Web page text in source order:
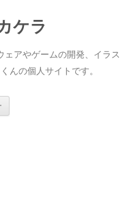
ケラ
アやゲームの開発、イラス
んの個人サイトです。